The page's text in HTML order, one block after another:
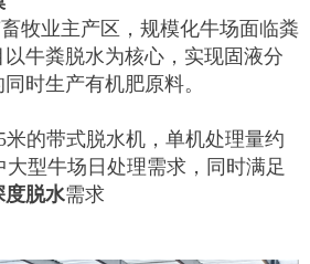
牧业主产区，规模化牛场面临粪
牛粪脱水为核心，实现固液分
时生产有机肥原料。
米的带式脱水机，单机处理量约
大型牛场日处理需求 ， 同时满足
度脱水需求